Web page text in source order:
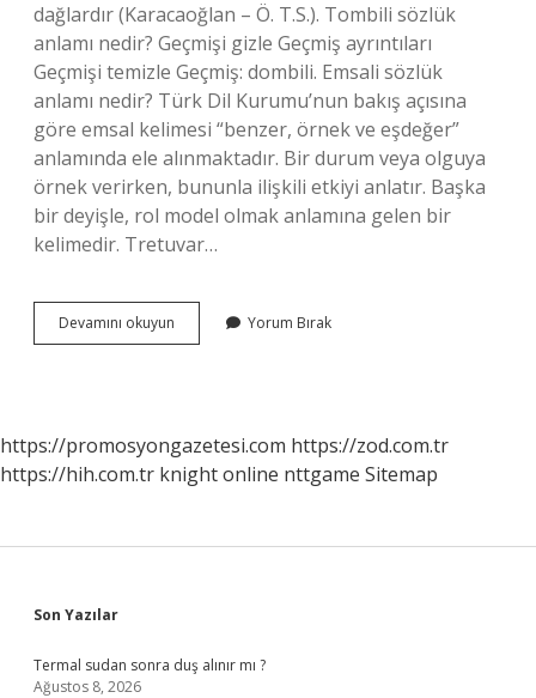
dağlardır (Karacaoğlan – Ö. T.S.). Tombili sözlük
anlamı nedir? Geçmişi gizle Geçmiş ayrıntıları
Geçmişi temizle Geçmiş: dombili. Emsali sözlük
anlamı nedir? Türk Dil Kurumu’nun bakış açısına
göre emsal kelimesi “benzer, örnek ve eşdeğer”
anlamında ele alınmaktadır. Bir durum veya olguya
örnek verirken, bununla ilişkili etkiyi anlatır. Başka
bir deyişle, rol model olmak anlamına gelen bir
kelimedir. Tretuvar…
Devamını okuyun Tretuvar
Kelimesinin
Yorum Bırak
https://promosyongazetesi.com https://zod.com.tr
https://hih.com.tr knight online nttgame Sitemap
Sidebar
Son Yazılar
Termal sudan sonra duş alınır mı ?
Ağustos 8, 2026